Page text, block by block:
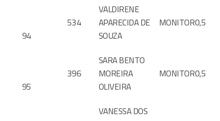
94
534
VALDIRENE
APARECIDA DE
SOUZA
MONITOR0,5
95
396
SARA BENTO
MOREIRA
OLIVEIRA
MONITOR0,5
VANESSA DOS